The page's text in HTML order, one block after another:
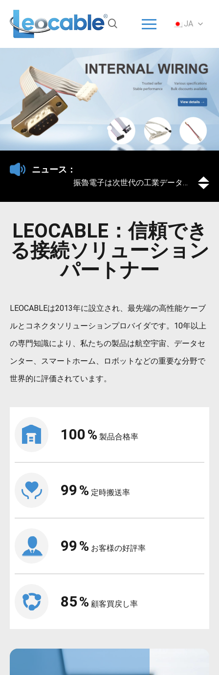
家（いえ）
ソリューション
ODM/OEM
について
サービス
ニュース
に連絡をつける
JA
ニュース：
振魯電子は次世代の工業データケーブルを発売し、スマートデバイスに信頼性の高い接続を提供する
LEOCABLE：信頼でき
る接続ソリューション
パートナー
LEOCABLEは2013年に設立され、最先端の高性能ケーブ
ルとコネクタソリューションプロバイダです。10年以上
の専門知識により、私たちの製品は航空宇宙、データセ
ンター、スマートホーム、ロボットなどの重要な分野で
世界的に評価されています。
100% 製品合格率
99% 定時搬送率
99% お客様の好評率
85% 顧客買戻し率